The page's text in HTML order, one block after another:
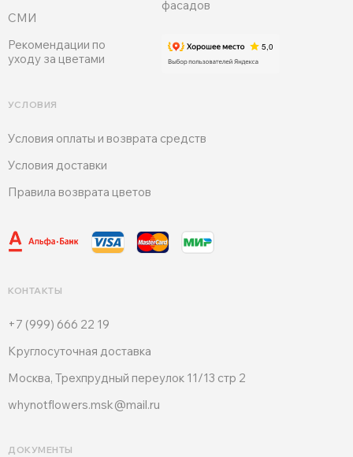
ДОКУМЕНТЫ
УСЛОВИЯ
СМИ
Рекомендации по
уходу за цветами
Условия оплаты и возврата средств
Условия доставки
Правила возврата цветов
+7 (999) 666 22 19
КОНТАКТЫ
Круглосуточная доставка
Москва, Трехпрудный переулок 11/13 стр 2
whynotflowers.msk@mail.ru
фасадов